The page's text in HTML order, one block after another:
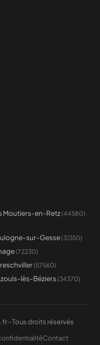
Moutiers-en-Retz(44580)
sur-Gesse(31350)
(72230)
(57560)
lès-Béziers (34370)
- Tous droits réservés
Contact